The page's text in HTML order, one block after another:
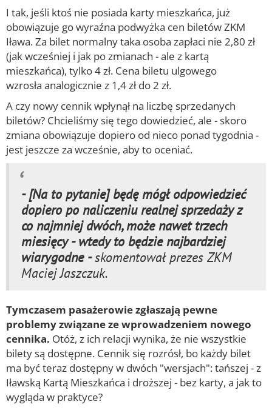
I tak, jeśli ktoś nie posiada karty mieszkańca, już
obowiązuje go wyraźna podwyżka cen biletów ZKM
Iława. Za bilet normalny taka osoba zapłaci nie 2,80 zł
(jak wcześniej i jak po zmianach - ale z kartą
mieszkańca), tylko 4 zł. Cena biletu ulgowego
wzrosła analogicznie z 1,4 zł do 2 zł.
A czy nowy cennik wpłynął na liczbę sprzedanych
biletów? Chcieliśmy się tego dowiedzieć, ale - skoro
zmiana obowiązuje dopiero od nieco ponad tygodnia -
jest jeszcze za wcześnie, aby to oceniać.
- [Na to pytanie] będę mógł odpowiedzieć
dopiero po naliczeniu realnej sprzedaży z
co najmniej dwóch, może nawet trzech
miesięcy - wtedy to będzie najbardziej
wiarygodne -skomentował prezes ZKM
Maciej Jaszczuk.
Tymczasem pasażerowie zgłaszają pewne
problemy związane ze wprowadzeniem nowego
cennika. Otóż, z ich relacji wynika, że nie wszystkie
bilety są dostępne. Cennik się rozrósł, bo każdy bilet
ma być teraz dostępny w dwóch "wersjach": tańszej - z
Iławską Kartą Mieszkańca i droższej - bez karty, a jak to
wygląda w praktyce?